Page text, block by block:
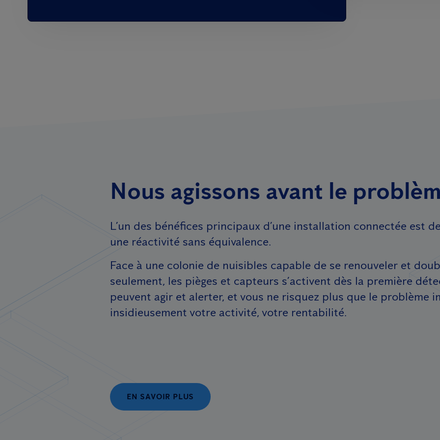
Nous agissons avant le
L’un des bénéfices principaux d’une installation connectée est
une réactivité sans équivalence.
Face à une colonie de nuisibles capable de se renouveler et
seulement, les pièges et capteurs s’activent dès la première
peuvent agir et alerter, et vous ne risquez plus que le problème
insidieusement votre activité, votre rentabilité.
EN SAVOIR PLUS